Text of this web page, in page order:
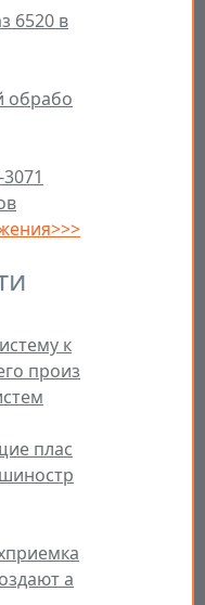
6520 в
обрабо
к
произ
плас
а